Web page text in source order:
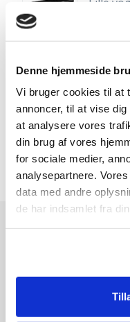
Denne hjemmeside
Vi bruger cookies til at
annoncer, til at vise
at analysere vores
din brug af vores
for sociale medier,
analysepartnere.
data med andre
de har indsamlet fra
Lader
129,-